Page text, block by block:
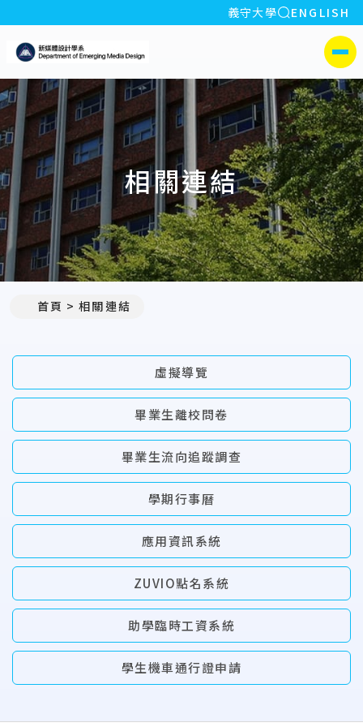
:::
義守大學 全站搜索
ENGLISH
側選單
相關連結
首頁 相關連結
虛擬導覽
畢業生離校問卷
畢業生流向追蹤調查
學期行事曆
應用資訊系統
ZUVIO點名系統
助學臨時工資系統
學生機車通行證申請